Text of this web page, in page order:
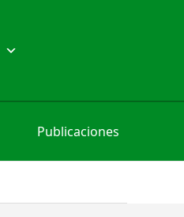
Publicaciones